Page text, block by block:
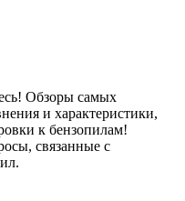
Обзоры самых
и характеристики,
к бензопилам!
связанные с